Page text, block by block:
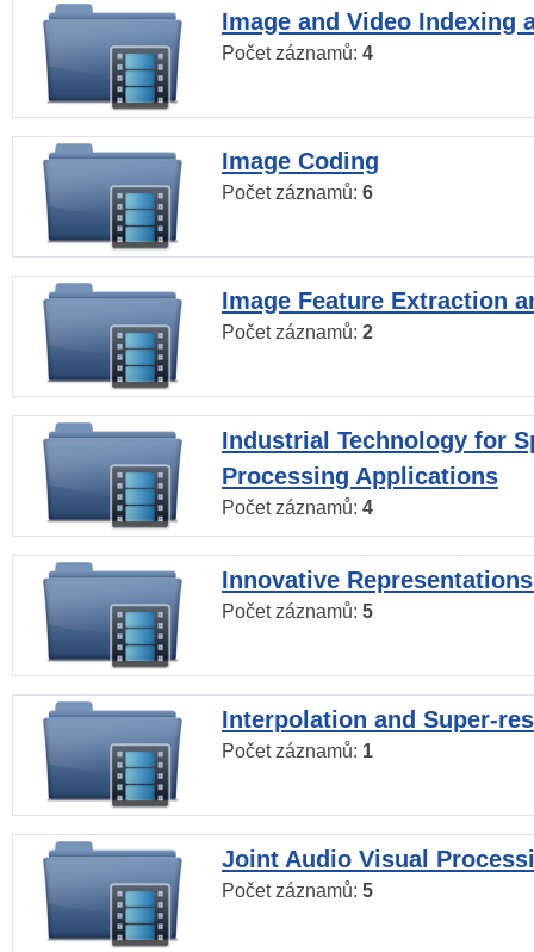
Image and Video Indexing
Počet záznamů: 4
Image Coding
Počet záznamů: 6
Image Feature Extraction
Počet záznamů: 2
Industrial Technology for
Processing Applications
Počet záznamů: 4
Innovative
Počet záznamů: 5
Interpolation and Super-
Počet záznamů: 1
Joint Audio Visual
Počet záznamů: 5